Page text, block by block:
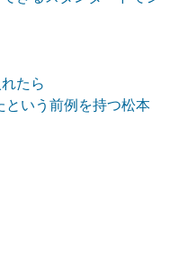
たら
という前例を持つ松本